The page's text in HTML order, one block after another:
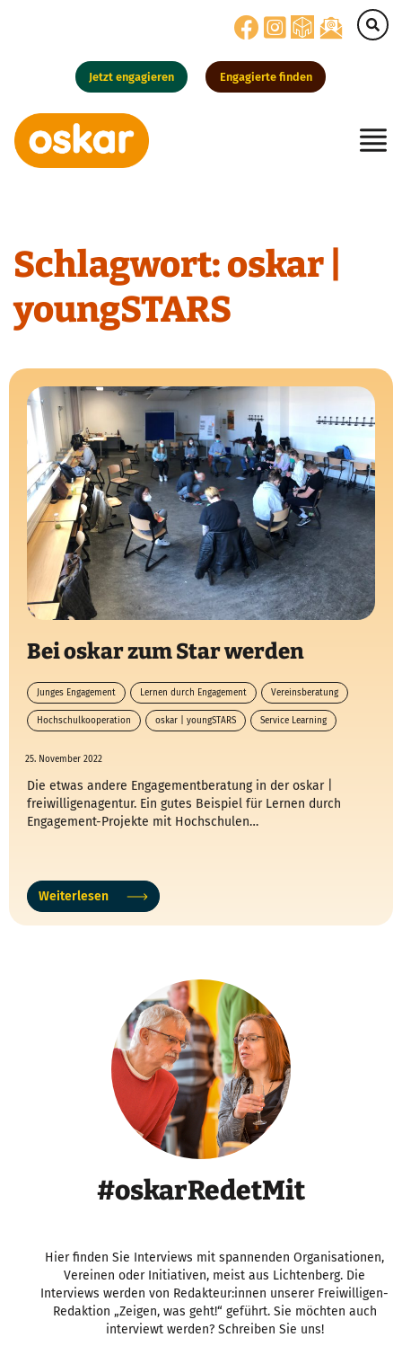
Jetzt engagieren Engagierte finden
Hauptnavigation
Schlagwort:oskar |
youngSTARS
Bei oskar zum Star werden
Junges Engagement Lernen durch Engagement Vereinsberatung
Hochschulkooperation oskar | youngSTARS Service Learning
25. November 2022
Die etwas andere Engagementberatung in der oskar |
freiwilligenagentur. Ein gutes Beispiel für Lernen durch
Engagement-Projekte mit Hochschulen…
Weiterlesen
#oskarRedetMit
Hier finden Sie Interviews mit spannenden Organisationen,
Vereinen oder Initiativen, meist aus Lichtenberg. Die
Interviews werden von Redakteur:innen unserer Freiwilligen-
Redaktion „Zeigen, was geht!“ geführt. Sie möchten auch
interviewt werden? Schreiben Sie uns!